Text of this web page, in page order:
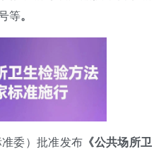
等。
委）批准发布 《公共场所卫